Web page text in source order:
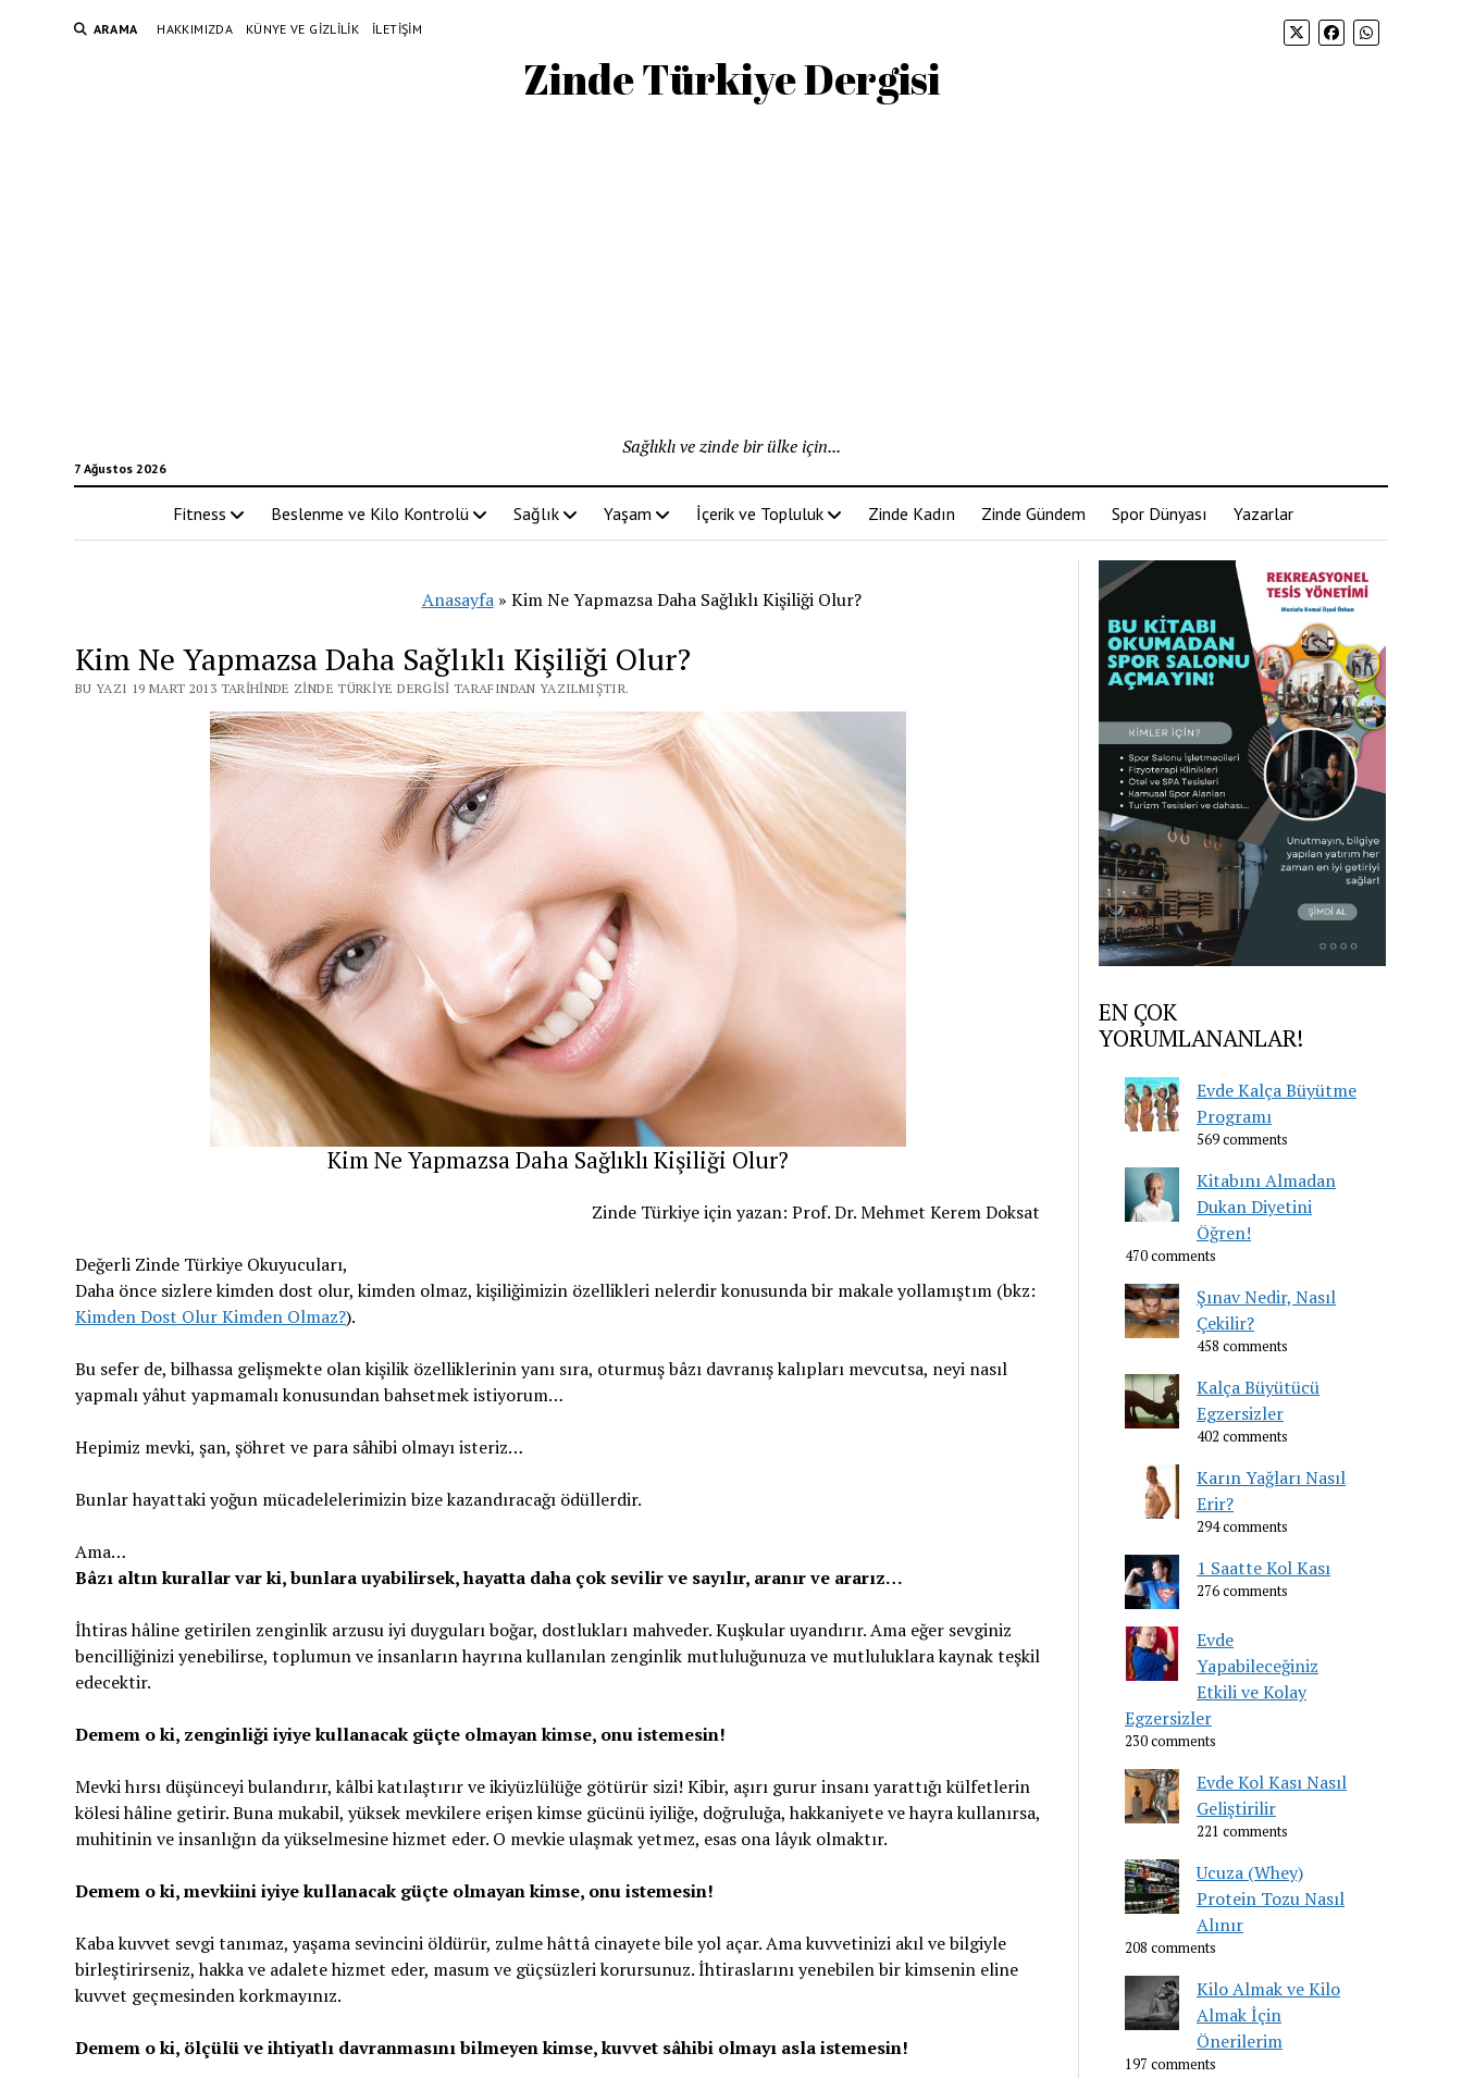
ARAMA HAKKIMIZDA KÜNYE VE GIZLILIK İLETIŞIM
Zinde Türkiye Dergisi
7 Ağustos 2026
Sağlıklı ve zinde bir ülke için...
Fitness Beslenme ve Kilo Kontrolü Sağlık Yaşam İçerik ve Topluluk Zinde Kadın Zinde Gündem Spor Dünyası Yazarlar
Anasayfa» Kim Ne Yapmazsa Daha Sağlıklı Kişiliği Olur?
Kim Ne Yapmazsa Daha Sağlıklı Kişiliği Olur?
BU YAZI 19 MART 2013 TARIHINDE ZINDE TÜRKIYE DERGISI TARAFINDAN YAZILMIŞTIR.
Kim Ne Yapmazsa Daha Sağlıklı Kişiliği Olur?
Zinde Türkiye için yazan: Prof. Dr. Mehmet Kerem Doksat
Değerli Zinde Türkiye Okuyucuları,
Daha önce sizlere kimden dost olur, kimden olmaz, kişiliğimizin özellikleri nelerdir konusunda bir makale yollamıştım (bkz:
Kimden Dost Olur Kimden Olmaz?).
Bu sefer de, bilhassa gelişmekte olan kişilik özelliklerinin yanı sıra, oturmuş bâzı davranış kalıpları mevcutsa, neyi nasıl
yapmalı yâhut yapmamalı konusundan bahsetmek istiyorum…
Hepimiz mevki, şan, şöhret ve para sâhibi olmayı isteriz…
Bunlar hayattaki yoğun mücadelelerimizin bize kazandıracağı ödüllerdir.
Ama…
Bâzı altın kurallar var ki, bunlara uyabilirsek, hayatta daha çok sevilir ve sayılır, aranır ve ararız…
İhtiras hâline getirilen zenginlik arzusu iyi duyguları boğar, dostlukları mahveder. Kuşkular uyandırır. Ama eğer sevginiz
bencilliğinizi yenebilirse, toplumun ve insanların hayrına kullanılan zenginlik mutluluğunuza ve mutluluklara kaynak teşkil
edecektir.
Demem o ki, zenginliği iyiye kullanacak güçte olmayan kimse, onu istemesin!
Mevki hırsı düşünceyi bulandırır, kâlbi katılaştırır ve ikiyüzlülüğe götürür sizi! Kibir, aşırı gurur insanı yarattığı külfetlerin
kölesi hâline getirir. Buna mukabil, yüksek mevkilere erişen kimse gücünü iyiliğe, doğruluğa, hakkaniyete ve hayra kullanırsa,
muhitinin ve insanlığın da yükselmesine hizmet eder. O mevkie ulaşmak yetmez, esas ona lâyık olmaktır.
Demem o ki, mevkiini iyiye kullanacak güçte olmayan kimse, onu istemesin!
Kaba kuvvet sevgi tanımaz, yaşama sevincini öldürür, zulme hâttâ cinayete bile yol açar. Ama kuvvetinizi akıl ve bilgiyle
birleştirirseniz, hakka ve adalete hizmet eder, masum ve güçsüzleri korursunuz. İhtiraslarını yenebilen bir kimsenin eline
kuvvet geçmesinden korkmayınız.
Demem o ki, ölçülü ve ihtiyatlı davranmasını bilmeyen kimse, kuvvet sâhibi olmayı asla istemesin!
EN ÇOK
YORUMLANANLAR!
Evde Kalça Büyütme
Programı
569 comments
Kitabını Almadan
Dukan Diyetini
Öğren!
470 comments
Şınav Nedir, Nasıl
Çekilir?
458 comments
Kalça Büyütücü
Egzersizler
402 comments
Karın Yağları Nasıl
Erir?
294 comments
1 Saatte Kol Kası
276 comments
Evde
Yapabileceğiniz
Etkili ve Kolay
Egzersizler
230 comments
Evde Kol Kası Nasıl
Geliştirilir
221 comments
Ucuza (Whey)
Protein Tozu Nasıl
Alınır
208 comments
Kilo Almak ve Kilo
Almak İçin
Önerilerim
197 comments